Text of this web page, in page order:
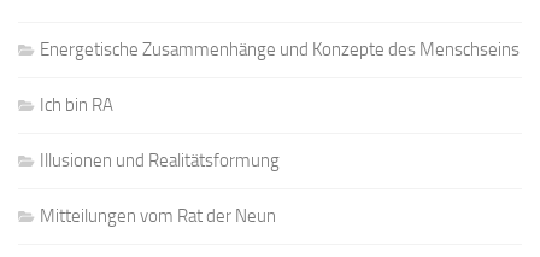
Energetische Zusammenhänge und Konzepte des Menschseins
Ich bin RA
Illusionen und Realitätsformung
Mitteilungen vom Rat der Neun